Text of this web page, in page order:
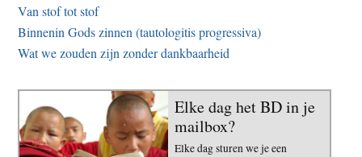
Van stof tot stof
Binnenin Gods zinnen (tautologitis progressiva)
Wat we zouden zijn zonder dankbaarheid
Elke dag het BD in je
mailbox?
Elke dag sturen we je een